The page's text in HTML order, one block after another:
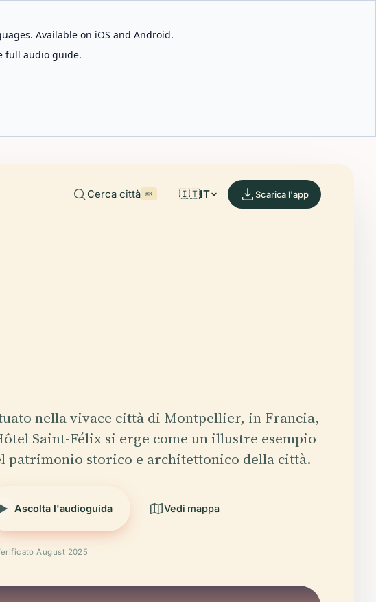
Available on iOS and Android.
full audio guide.
Cerca città ⌘K 🇮🇹IT Scarica l'app
nella vivace città di Montpellier, in Francia,
Saint-Félix si erge come un illustre esempio
patrimonio storico e architettonico della città.
Ascolta l'audioguida Vedi mappa
August 2025